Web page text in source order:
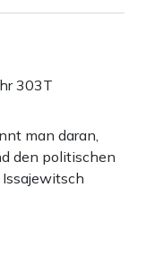
Antonio-
Die
Rechten und
lautet der Titel.
Workshopformat
extrem
aufzeigt und
303T
man daran,
den politischen